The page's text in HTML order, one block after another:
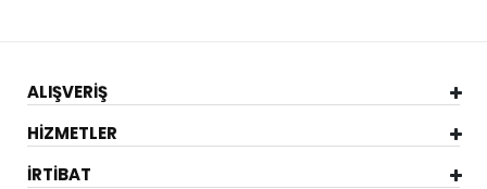
ALIŞVERİŞ
HİZMETLER
İRTİBAT